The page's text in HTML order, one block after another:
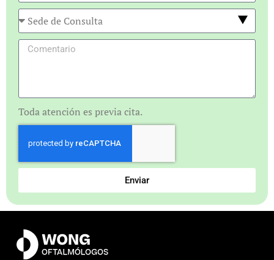
Toda atención es previa cita.
Enviar